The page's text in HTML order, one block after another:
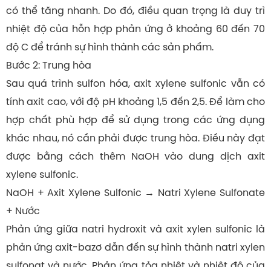
có thể tăng nhanh. Do đó, điều quan trọng là duy trì
nhiệt độ của hỗn hợp phản ứng ở khoảng 60 đến 70
độ C để tránh sự hình thành các sản phẩm.
Bước 2: Trung hòa
Sau quá trình sulfon hóa, axit xylene sulfonic vẫn có
tính axit cao, với độ pH khoảng 1,5 đến 2,5. Để làm cho
hợp chất phù hợp để sử dụng trong các ứng dụng
khác nhau, nó cần phải được trung hòa. Điều này đạt
được bằng cách thêm NaOH vào dung dịch axit
xylene sulfonic.
NaOH + Axit Xylene Sulfonic → Natri Xylene Sulfonate
+ Nước
Phản ứng giữa natri hydroxit và axit xylen sulfonic là
phản ứng axit-bazơ dẫn đến sự hình thành natri xylen